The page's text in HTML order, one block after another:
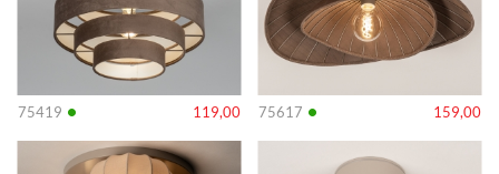
75419 • 119,00 75617 • 159,00
Info Info